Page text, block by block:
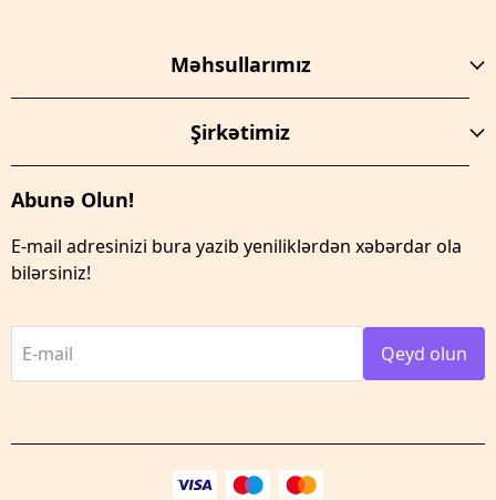
Məhsullarımız
Şirkətimiz
Abunə Olun!
E-mail adresinizi bura yazib yeniliklərdən xəbərdar ola
bilərsiniz!
E-mail Qeyd olun